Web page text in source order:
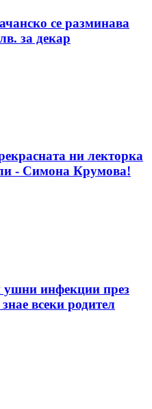
се разминава
за декар
ни лекторка
- Симона Крумова!
ушни инфекции през
всеки родител